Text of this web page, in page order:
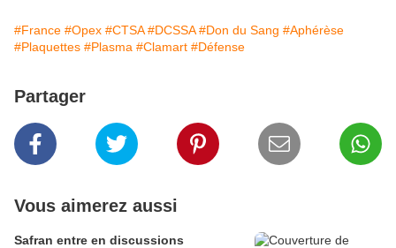
#France #Opex #CTSA #DCSSA #Don du Sang #Aphérèse
#Plaquettes #Plasma #Clamart #Défense
Partager
Vous aimerez aussi
Safran entre en discussions